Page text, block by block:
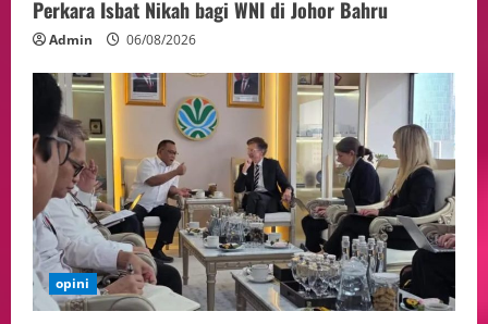
Perkara Isbat Nikah bagi WNI di Johor Bahru
Admin 06/08/2026
opini